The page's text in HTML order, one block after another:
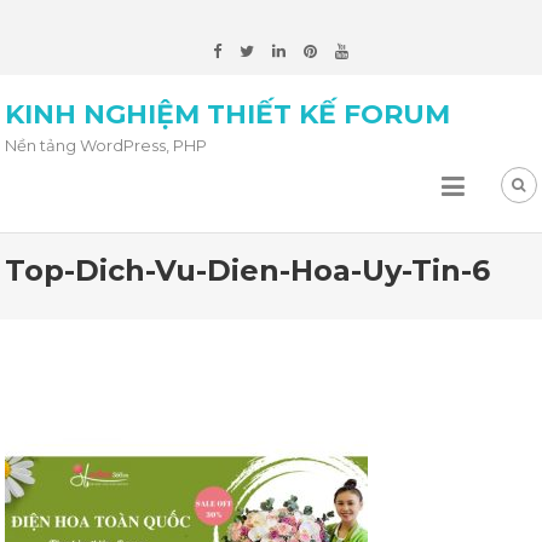
KINH NGHIỆM THIẾT KẾ FORUM
Nền tảng WordPress, PHP
Top-Dich-Vu-Dien-Hoa-Uy-Tin-6